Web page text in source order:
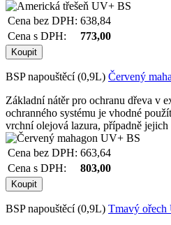
Cena bez DPH: 638,84
Cena s DPH:
773,00
BSP napouštěcí (0,9L) Červený
Základní nátěr pro ochranu dřeva v
ochranného systému je vhodné
vrchní olejová lazura, případně
Cena bez DPH: 663,64
Cena s DPH:
803,00
BSP napouštěcí (0,9L) Tmavý